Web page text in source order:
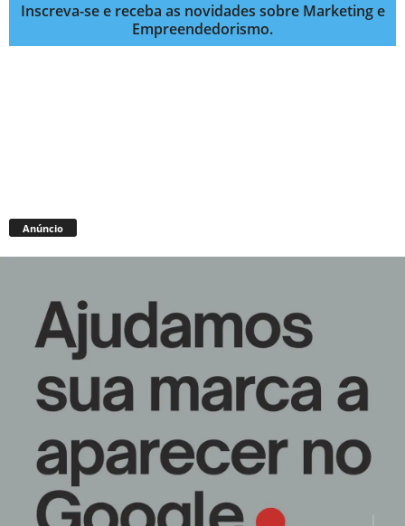
Inscreva-se e receba as novidades sobre Marketing e
Empreendedorismo.
Anúncio